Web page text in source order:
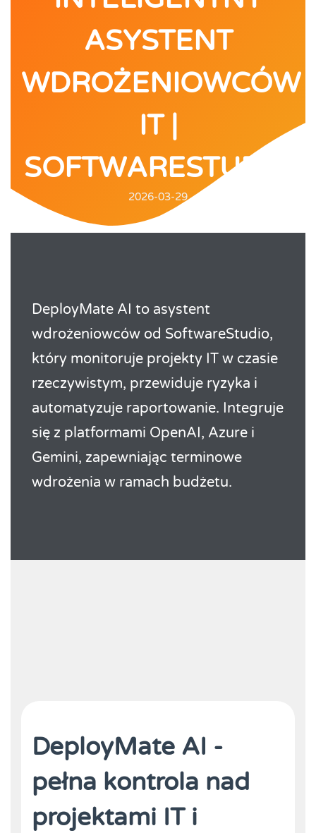
ASYSTENT
WDROŻENIOWCÓW
IT |
SOFTWARESTUDIO
2026-03-29
DeployMate AI to asystent
wdrożeniowców od SoftwareStudio,
który monitoruje projekty IT w czasie
rzeczywistym, przewiduje ryzyka i
automatyzuje raportowanie. Integruje
się z platformami OpenAI, Azure i
Gemini, zapewniając terminowe
wdrożenia w ramach budżetu.
DeployMate AI -
pełna kontrola nad
projektami IT i